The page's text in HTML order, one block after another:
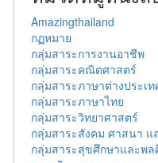
Amazingthailand
กฏหมาย
กลุ่มสาระการงานอาชีพ
กลุ่มสาระคณิตศาสตร์
กลุ่มสาระภาษาต่างประเ
กลุ่มสาระภาษาไทย
กลุ่มสาระวิทยาศาสตร์
กลุ่มสาระสังคม ศาสนา
กลุ่มสาระสุขศึกษาและพ